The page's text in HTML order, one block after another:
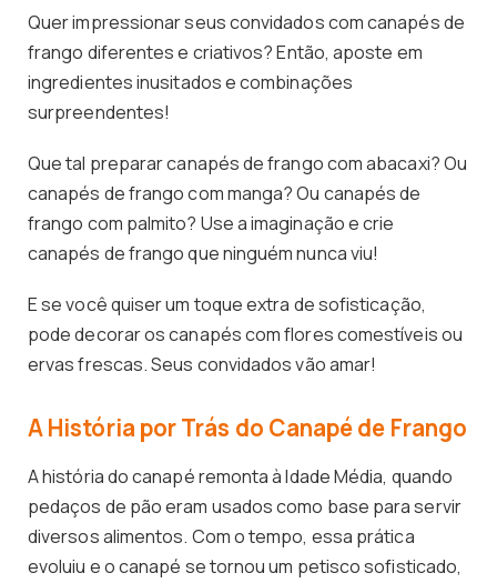
Quer impressionar seus convidados com canapés de
frango diferentes e criativos? Então, aposte em
ingredientes inusitados e combinações
surpreendentes!
Que tal preparar canapés de frango com abacaxi? Ou
canapés de frango com manga? Ou canapés de
frango com palmito? Use a imaginação e crie
canapés de frango que ninguém nunca viu!
E se você quiser um toque extra de sofisticação,
pode decorar os canapés com flores comestíveis ou
ervas frescas. Seus convidados vão amar!
A História por Trás do Canapé de Frango
A história do canapé remonta à Idade Média, quando
pedaços de pão eram usados como base para servir
diversos alimentos. Com o tempo, essa prática
evoluiu e o canapé se tornou um petisco sofisticado,